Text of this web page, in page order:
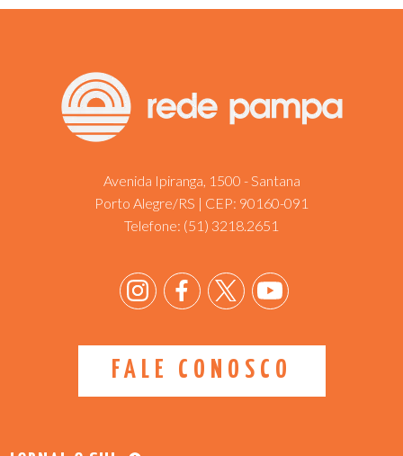
Avenida Ipiranga, 1500 - Santana
Porto Alegre/RS | CEP: 90160-091
Telefone: (51) 3218.2651
FALE CONOSCO